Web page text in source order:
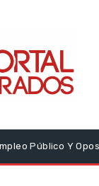
Público Y